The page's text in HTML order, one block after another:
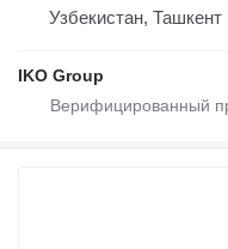
Узбекистан, Ташкент
IKO Group